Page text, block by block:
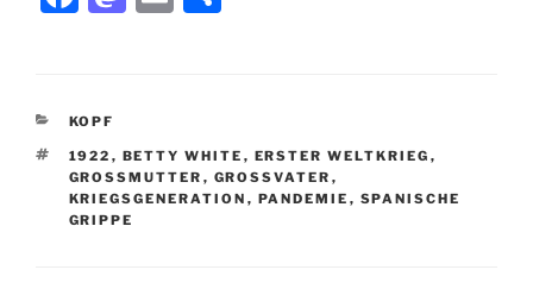
e
b
o
o
d
o
n
KATEGORIEN
KOPF
SCHLAGWÖRTER
1922 , BETTY WHITE , ERSTER WELTKRIEG ,
GROSSMUTTER
, GROSSVATER
,
KRIEGSGENERATION , PANDEMIE , SPANISCHE
GRIPPE